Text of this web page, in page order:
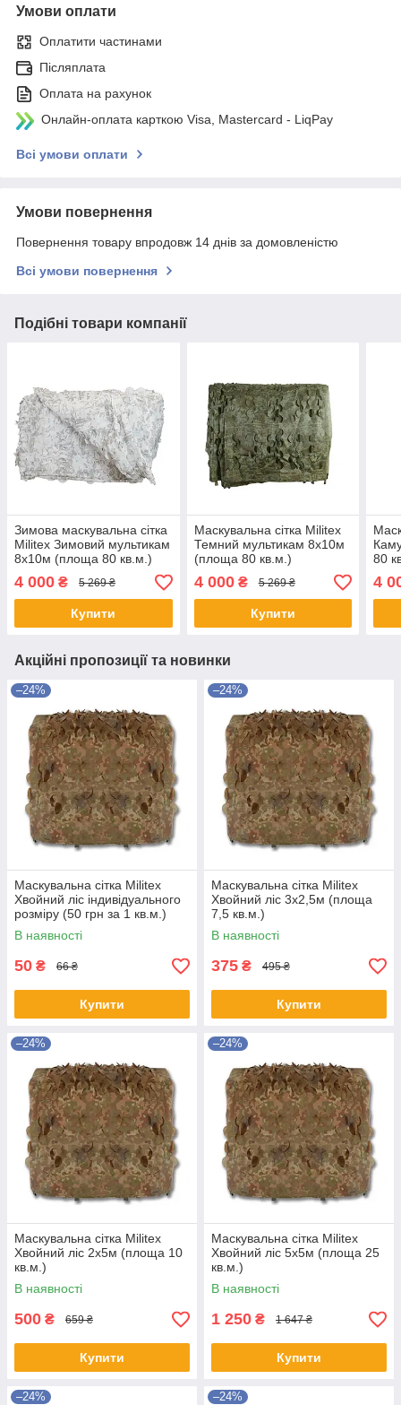
Умови оплати
Оплатити частинами
Післяплата
Оплата на рахунок
Онлайн-оплата карткою Visa, Mastercard - LiqPay
Всі умови оплати
Умови повернення
Повернення товару впродовж 14 днів за домовленістю
Всі умови повернення
Подібні товари компанії
Зимова маскувальна сітка
Militex Зимовий мультикам
8х10м (площа 80 кв.м.)
4 000 ₴ 5 269 ₴
Купити
Маскувальна сітка Militex
Темний мультикам 8х10м
(площа 80 кв.м.)
4 000₴ 5 269 ₴
Купити
80
4
Акційні пропозиції та новинки
–24%
Маскувальна сітка Militex
Хвойний ліс індивідуального
розміру (50 грн за 1 кв.м.)
В наявності
50 ₴ 66 ₴
Купити
–24%
Маскувальна сітка Militex
Хвойний ліс 3х2,5м (площа
7,5 кв.м.)
В наявності
375 ₴ 495 ₴
Купити
–24%
Маскувальна сітка Militex
Хвойний ліс 2х5м (площа 10
кв.м.)
В наявності
500 ₴ 659 ₴
Купити
–24%
Маскувальна сітка Militex
Хвойний ліс 5х5м (площа 25
кв.м.)
В наявності
1 250 ₴ 1 647 ₴
Купити
–24% –24%